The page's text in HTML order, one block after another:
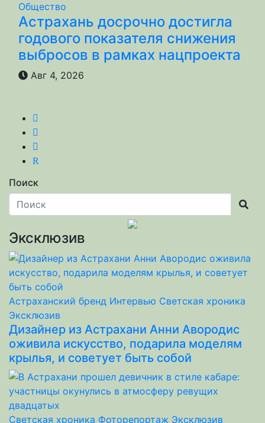
Общество
Астрахань досрочно достигла
годового показателя снижения
выбросов в рамках нацпроекта
Авг 4, 2026
R
Поиск
Эксклюзив
Астраханский бренд Интервью Светская хроника
Эксклюзив
Дизайнер из Астрахани Анни Авородис
оживила искусство, подарила моделям
крылья, и советует быть собой
Светская хроника Фоторепортаж Эксклюзив